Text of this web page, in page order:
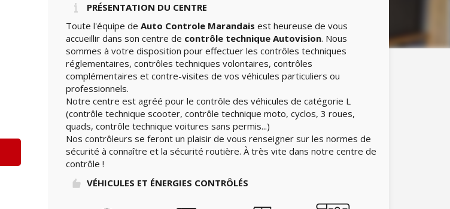
PRÉSENTATION DU CENTRE
Toute l'équipe de Auto Controle Marandais est heureuse de vous
accueillir dans son centre de contrôle technique Autovision. Nous
sommes à votre disposition pour effectuer les contrôles techniques
réglementaires, contrôles techniques volontaires, contrôles
complémentaires et contre-visites de vos véhicules particuliers ou
professionnels.
Notre centre est agréé pour le contrôle des véhicules de catégorie L
(contrôle technique scooter, contrôle technique moto, cyclos, 3 roues,
quads, contrôle technique voitures sans permis...)
Nos contrôleurs se feront un plaisir de vous renseigner sur les normes de
sécurité à connaître et la sécurité routière. À très vite dans notre centre de
contrôle !
VÉHICULES ET ÉNERGIES CONTRÔLÉS